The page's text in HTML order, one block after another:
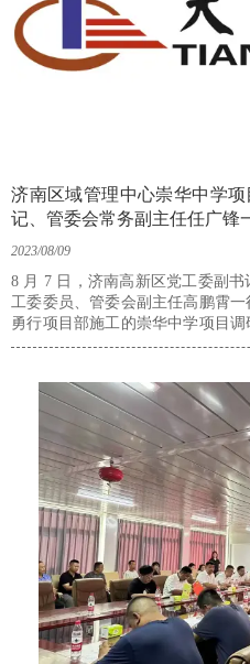
济南区域管理中心崇华中学
记、管委会常务副主任任广锋
2023/08/09
8 月 7 日，济南高新区党工委副
工委委员、管委会副主任高鹏霄
勇行项目部施工的崇华中学项目
综合管理部、财政金融部、规划
理魏文明、项目经理赵勇行等陪同